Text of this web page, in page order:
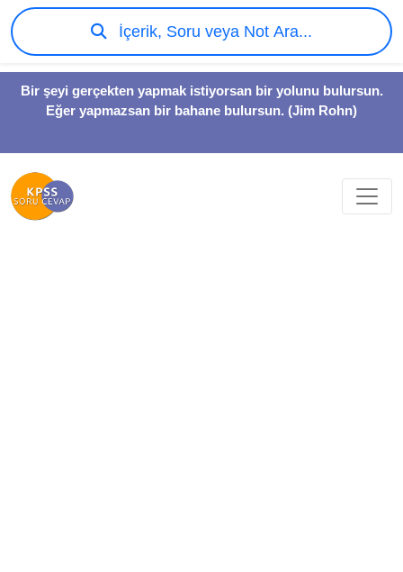
Bir şeyi gerçekten yapmak istiyorsan bir yolunu bulursun.
Eğer yapmazsan bir bahane bulursun. (Jim Rohn)
İçerik, Soru veya Not Ara...